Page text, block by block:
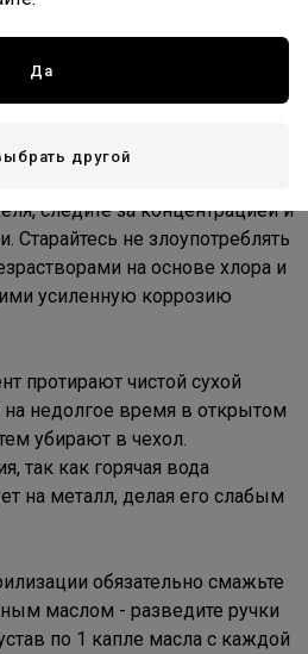
растворы. По
инструменты под струей
в емкость с
по завершении
следите за концентрацией и
не злоупотреблять
на основе хлора и
усиленную коррозию
протирают чистой сухой
недолгое время в открытом
убирают в чехол.
так как горячая вода
на металл, делая его слабым
обязательно смажьте
маслом - разведите ручки
по 1 капле масла с каждой
Да
другой